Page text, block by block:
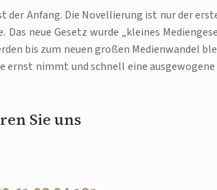
der Anfang. Die Novellierung ist nur der
neue Gesetz wurde „kleines
bis zum neuen großen Medienwandel
ernst nimmt und schnell eine
Sie uns